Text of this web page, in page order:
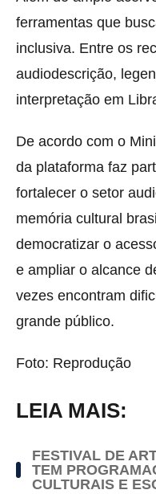
ferramentas que
inclusiva. Entre os
audiodescrição,
interpretação em
De acordo com o
da plataforma faz
fortalecer o setor
memória cultural
democratizar o
e ampliar o alcance
vezes encontram
grande público.
Foto: Reprodução
LEIA MAIS:
FESTIVAL DE
TEM
CULTURAIS E